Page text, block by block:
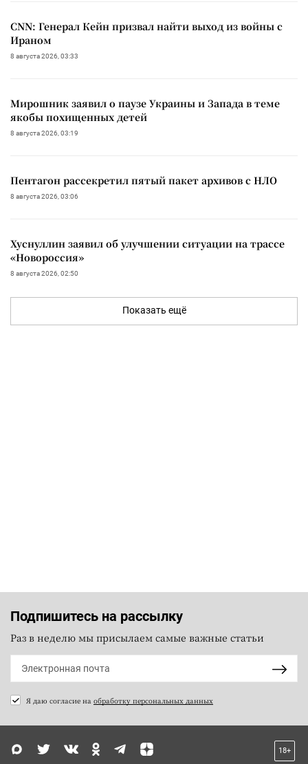
CNN: Генерал Кейн призвал найти выход из войны с
Ираном
8 августа 2026, 03:33
Мирошник заявил о паузе Украины и Запада в теме
якобы похищенных детей
8 августа 2026, 03:19
Пентагон рассекретил пятый пакет архивов с НЛО
8 августа 2026, 03:06
Хуснуллин заявил об улучшении ситуации на трассе
«Новороссия»
8 августа 2026, 02:50
Показать ещё
Подпишитесь на рассылку
Раз в неделю мы присылаем самые важные статьи
Я даю согласие на обработку персональных данных
18+